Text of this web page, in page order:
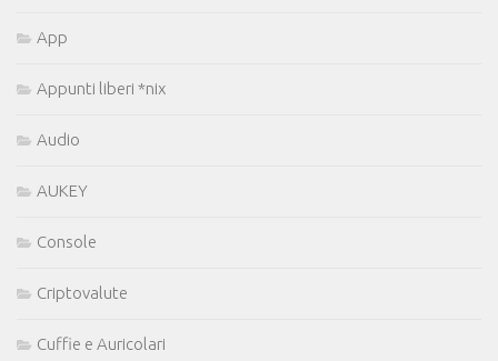
App
Appunti liberi *nix
Audio
AUKEY
Console
Criptovalute
Cuffie e Auricolari